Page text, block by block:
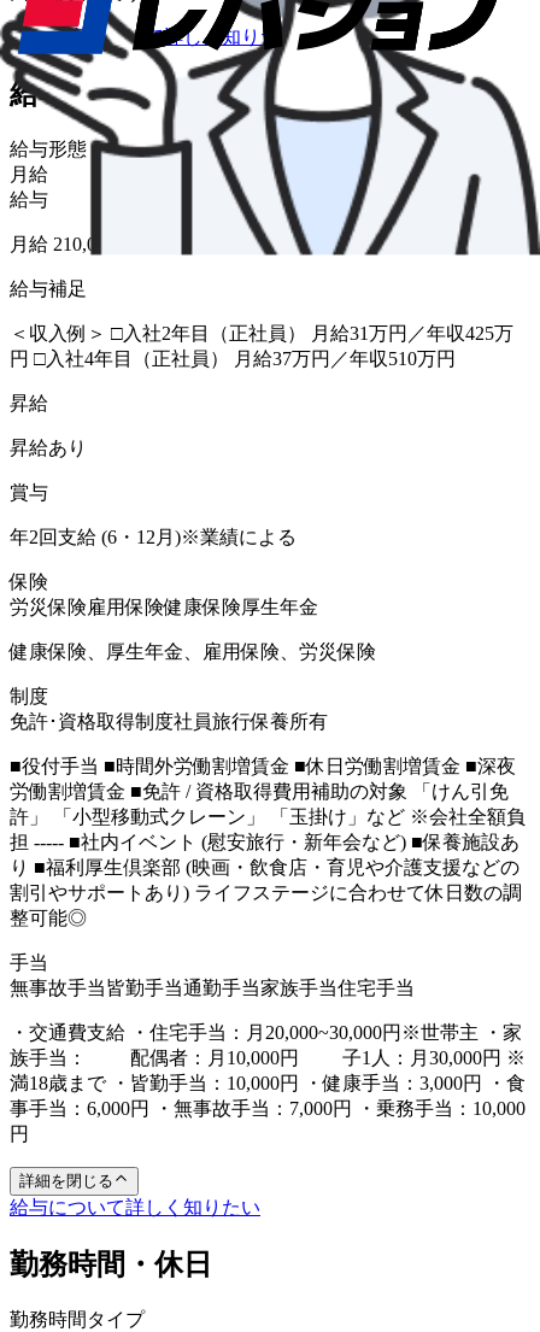
仕事内容について詳しく知りたい
給与・福利厚生
給与形態
月給
給与
月給 210,000円〜350,000円
給与補足
＜収入例＞ □入社2年目（正社員） 月給31万円／年収425万
円 □入社4年目（正社員） 月給37万円／年収510万円
昇給
昇給あり
賞与
年2回支給 (6・12月)※業績による
保険
労災保険雇用保険健康保険厚生年金
健康保険、厚生年金、雇用保険、労災保険
制度
免許･資格取得制度社員旅行保養所有
■役付手当 ■時間外労働割増賃金 ■休日労働割増賃金 ■深夜
労働割増賃金 ■免許 / 資格取得費用補助の対象 「けん引免
許」 「小型移動式クレーン」 「玉掛け」など ※会社全額負
担 ----- ■社内イベント (慰安旅行・新年会など) ■保養施設あ
り ■福利厚生倶楽部 (映画・飲食店・育児や介護支援などの
割引やサポートあり) ライフステージに合わせて休日数の調
整可能◎
手当
無事故手当皆勤手当通勤手当家族手当住宅手当
・交通費支給 ・住宅手当：月20,000~30,000円※世帯主 ・家
族手当： 配偶者：月10,000円 子1人：月30,000円 ※
満18歳まで ・皆勤手当：10,000円 ・健康手当：3,000円 ・食
事手当：6,000円 ・無事故手当：7,000円 ・乗務手当：10,000
円
詳細を閉じる
給与について詳しく知りたい
勤務時間・休日
勤務時間タイプ